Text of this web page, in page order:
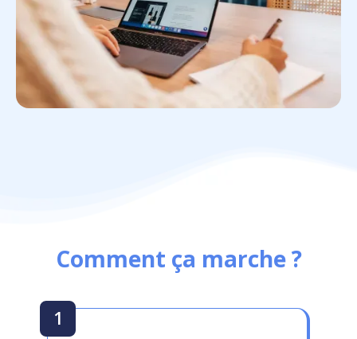
Comment ça marche ?
1